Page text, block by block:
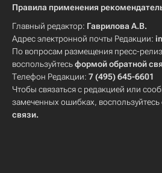
Правила применения
Главный редактор: Гаврилова А.В.
Адрес электронной почты Редакции:
По вопросам размещения пресс-
воспользуйтесьформой обратной
Телефон Редакции: 7 (495) 645-6601
Чтобы связаться с редакцией или
замеченных ошибках, воспользуйтесь
связи.